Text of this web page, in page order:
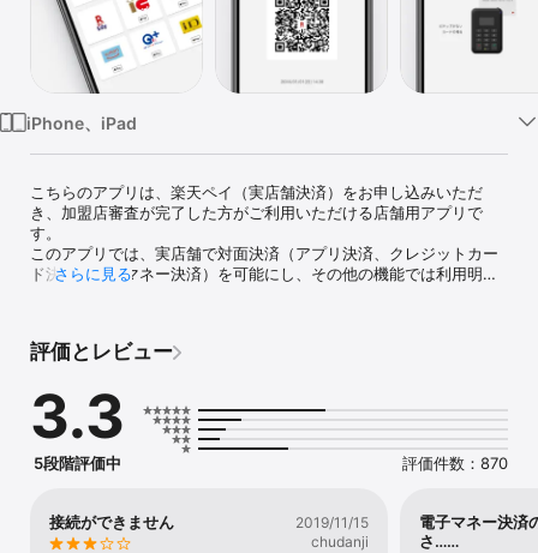
iPhone、iPad
こちらのアプリは、楽天ペイ（実店舗決済）をお申し込みいただ
き、加盟店審査が完了した方がご利用いただける店舗用アプリで
す。
このアプリでは、実店舗で対面決済（アプリ決済、クレジットカー
ド決済、電子マネー決済）を可能にし、その他の機能では利用明細
■このアプリのご利用の流れ
確認ください
https://r10.to/hYdSlL
・ダウンロード後、スマートフォン・タブレットで設定をしてくだ
さい。
https://r10.to/hYsQQl
※楽天ペイ ターミナルをご利用の場合は、こちらのアプリは必要あ
さらに見る
評価とレビュー
3.3
5段階評価中 評価件数：870
接続ができません
2019/11/15
chudanji
電子マネー決済
さ……